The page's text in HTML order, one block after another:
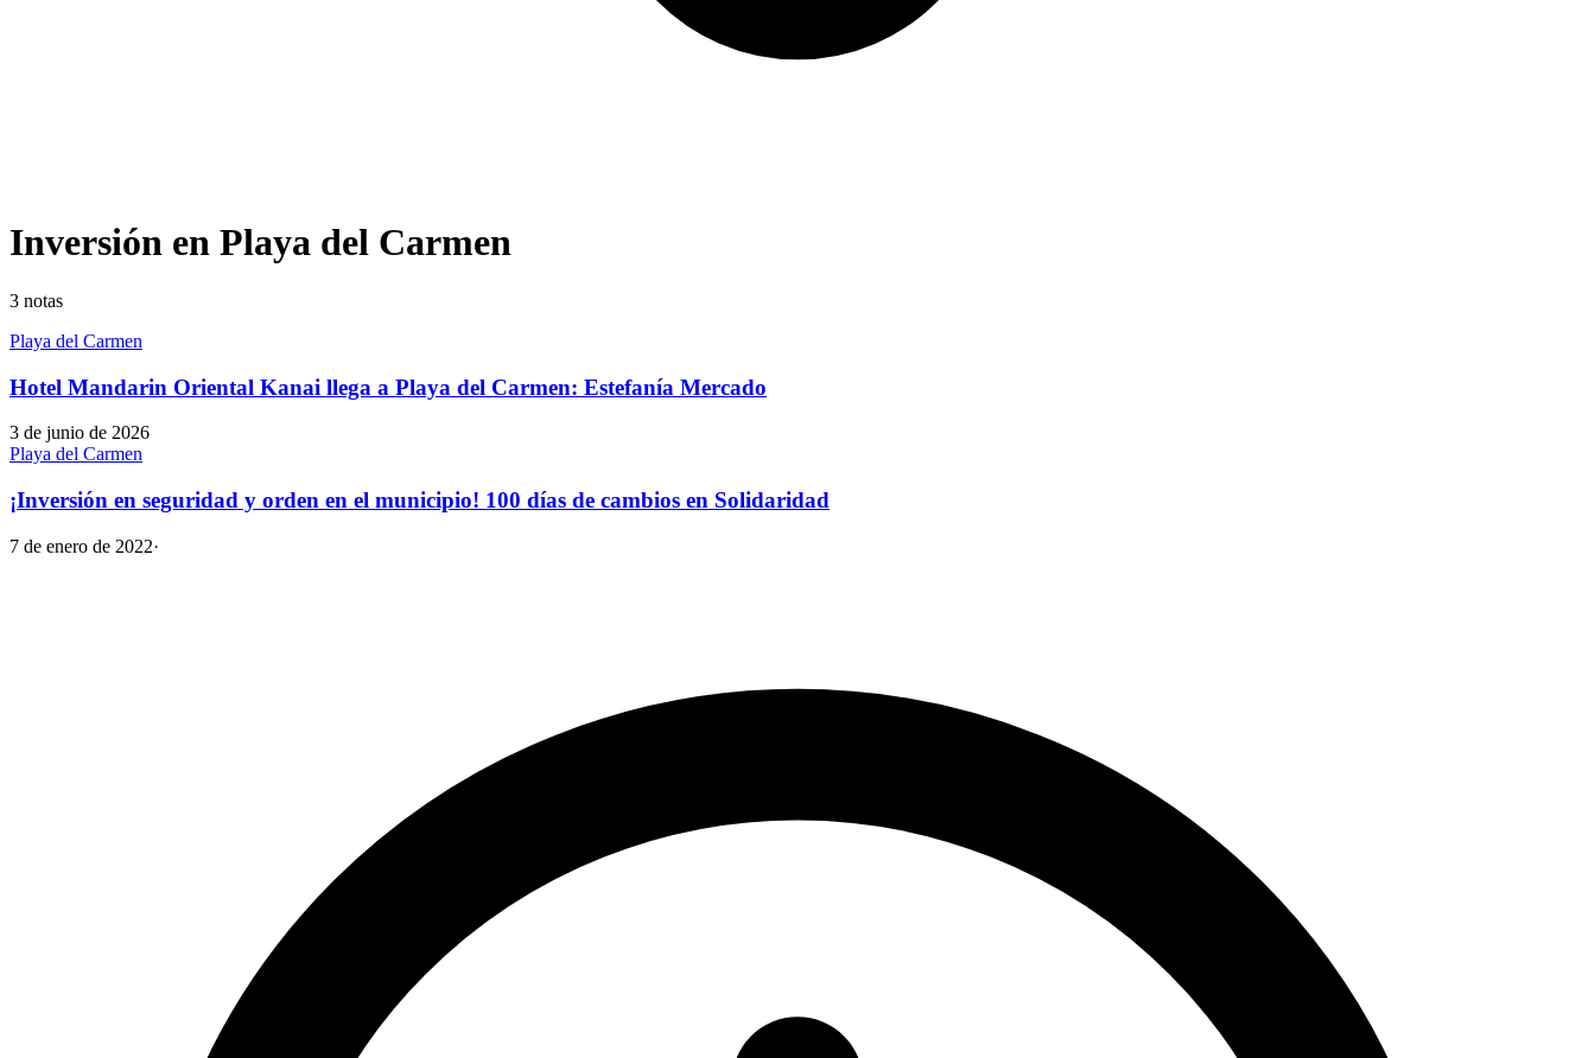
Inversión en Playa del Carmen
3 notas
Playa del Carmen
Hotel Mandarin Oriental Kanai llega a Playa del Carmen: Estefanía Mercado
3 de junio de 2026
Playa del Carmen
¡Inversión en seguridad y orden en el municipio! 100 días de cambios en Solidaridad
7 de enero de 2022·